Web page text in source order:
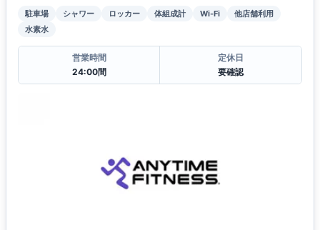
駐車場 シャワー ロッカー 体組成計 Wi-Fi
他店舗利用
水素水
営業時間
24:00間
定休日
要確認